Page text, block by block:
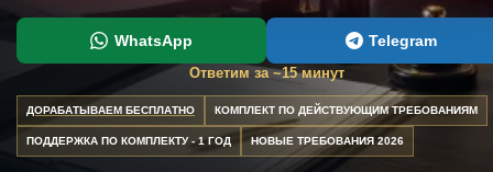
WhatsApp Telegram
Ответим за ~15 минут
ДОРАБАТЫВАЕМ БЕСПЛАТНО КОМПЛЕКТ ПО ДЕЙСТВУЮЩИМ ТРЕБОВАНИЯМ
ПОДДЕРЖКА ПО КОМПЛЕКТУ - 1 ГОД НОВЫЕ ТРЕБОВАНИЯ 2026